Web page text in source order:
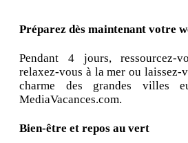
Préparez dès maintenant votre
Pendant 4 jours, ressourcez-
relaxez-vous à la mer ou laissez-
charme des grandes villes
MediaVacances.com.
Bien-être et repos au vert